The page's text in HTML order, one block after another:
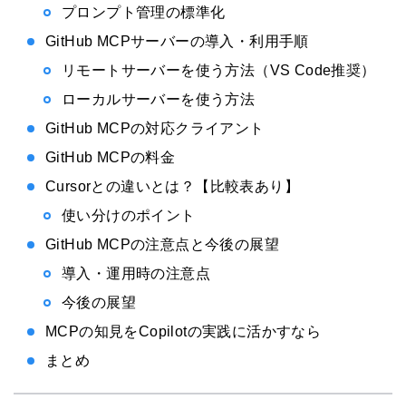
プロンプト管理の標準化
GitHub MCPサーバーの導入・利用手順
リモートサーバーを使う方法（VS Code推奨）
ローカルサーバーを使う方法
GitHub MCPの対応クライアント
GitHub MCPの料金
Cursorとの違いとは？【比較表あり】
使い分けのポイント
GitHub MCPの注意点と今後の展望
導入・運用時の注意点
今後の展望
MCPの知見をCopilotの実践に活かすなら
まとめ